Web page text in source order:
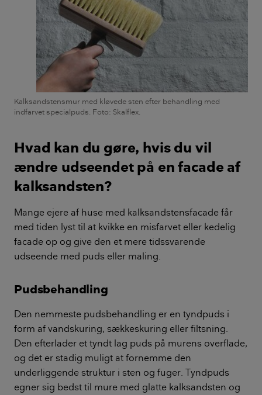
Kalksandstensmur med kløvede sten efter behandling med
indfarvet specialpuds. Foto: Skalflex.
Hvad kan du gøre, hvis du vil
ændre udseendet på en facade af
kalksandsten?
Mange ejere af huse med kalksandstensfacade får
med tiden lyst til at kvikke en misfarvet eller kedelig
facade op og give den et mere tidssvarende
udseende med puds eller maling.
Pudsbehandling
Den nemmeste pudsbehandling er en tyndpuds i
form af vandskuring, sækkeskuring eller filtsning.
Den efterlader et tyndt lag puds på murens overflade,
og det er stadig muligt at fornemme den
underliggende struktur i sten og fuger. Tyndpuds
egner sig bedst til mure med glatte kalksandsten og